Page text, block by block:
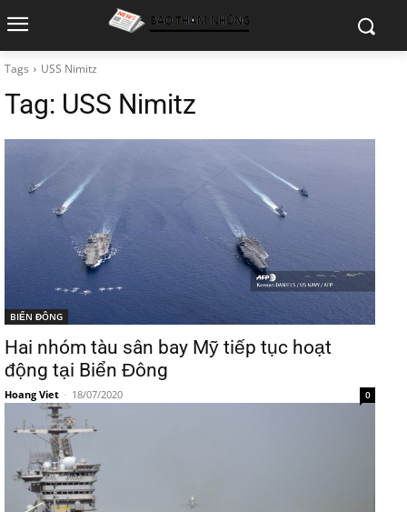
Tags USS Nimitz
Tag: USS Nimitz
BIỂN ĐÔNG
Hai nhóm tàu sân bay Mỹ tiếp tục hoạt
động tại Biển Đông
Hoang Viet - 18/07/2020 0